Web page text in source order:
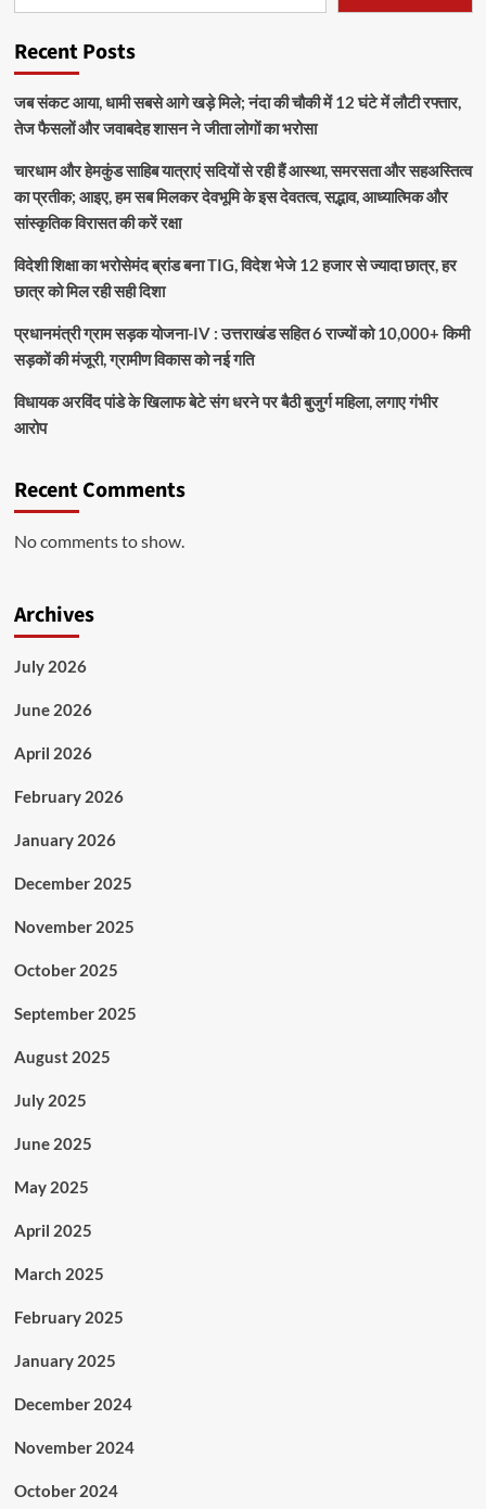
Recent Posts
जब संकट आया, धामी सबसे आगे खड़े मिले; नंदा की चौकी में 12 घंटे में लौटी रफ्तार,
तेज फैसलों और जवाबदेह शासन ने जीता लोगों का भरोसा
चारधाम और हेमकुंड साहिब यात्राएं सदियों से रही हैं आस्था, समरसता और सहअस्तित्व
का प्रतीक; आइए, हम सब मिलकर देवभूमि के इस देवतत्व, सद्भाव, आध्यात्मिक और
सांस्कृतिक विरासत की करें रक्षा
विदेशी शिक्षा का भरोसेमंद ब्रांड बना TIG, विदेश भेजे 12 हजार से ज्यादा छात्र, हर
छात्र को मिल रही सही दिशा
प्रधानमंत्री ग्राम सड़क योजना-IV : उत्तराखंड सहित 6 राज्यों को 10,000+ किमी
सड़कों की मंजूरी, ग्रामीण विकास को नई गति
विधायक अरविंद पांडे के खिलाफ बेटे संग धरने पर बैठी बुजुर्ग महिला, लगाए गंभीर
आरोप
Recent Comments
No comments to show.
Archives
July 2026
June 2026
April 2026
February 2026
January 2026
December 2025
November 2025
October 2025
September 2025
August 2025
July 2025
June 2025
May 2025
April 2025
March 2025
February 2025
January 2025
December 2024
November 2024
October 2024